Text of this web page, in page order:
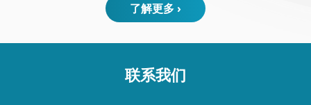
了解更多 ›
联系我们